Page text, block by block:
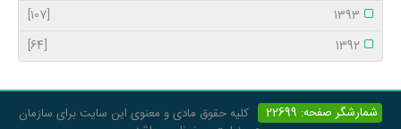
1393
[107]
1392
[64]
شمارشگر صفحه: 22699
کلیه حقوق مادی و معنوی این سایت برای سازمان